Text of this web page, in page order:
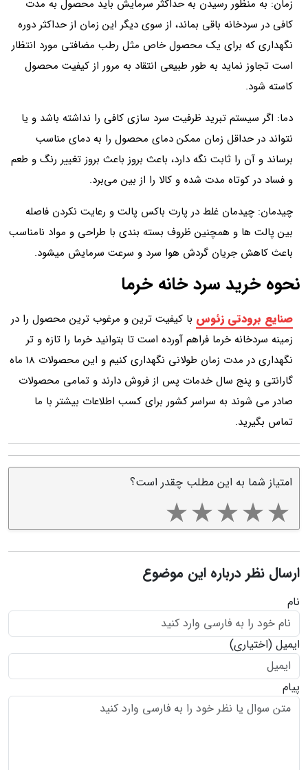
زمان: به‌ منظور رسیدن به حداکثر سرمایش باید محصول به مدت
کافی در سردخانه باقی بماند، از سوی دیگر این زمان از حداکثر دوره
نگهداری که برای یک محصول خاص مثل رطب مضافتی مورد انتظار
است تجاوز نماید به‌ طور طبیعی انتقاد به‌ مرور از کیفیت محصول
کاسته شود.
دما: اگر سیستم تبرید ظرفیت سرد سازی کافی را نداشته باشد و یا
نتواند در حداقل زمان ممکن دمای محصول را به دمای مناسب
برساند و آن را ثابت نگه دارد، باعث بروز باعث بروز تغییر رنگ و طعم
و فساد در کوتاه‌ مدت شده و کالا را از بین می‌برد.
چیدمان: چیدمان غلط در پارت باکس پالت و رعایت نکردن فاصله
بین پالت ها و همچنین ظروف بسته‌ بندی با طراحی و مواد نامناسب
باعث کاهش جریان گردش هوا سرد و سرعت سرمایش میشود.
نحوه خرید سرد خانه خرما
صنایع برودتی زئوس با کیفیت‌ ترین و مرغوب‌ ترین محصول را در
زمینه سردخانه خرما فراهم آورده‌ است تا بتوانید خرما را تازه و تر
نگهداری در مدت‌ زمان طولانی نگهداری کنیم و این محصولات 18 ماه
گارانتی و پنج سال خدمات پس‌ از فروش دارند و تمامی محصولات
صادر می‌ شوند به سراسر کشور برای کسب اطلاعات بیشتر با ما
تماس بگیرید.
امتیاز شما به این مطلب چقدر است؟
ارسال نظر درباره این موضوع
نام
ایمیل (اختیاری)
پیام